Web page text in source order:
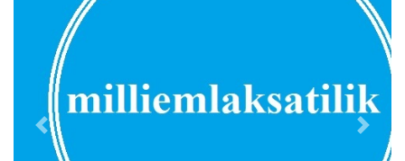
Previous Next